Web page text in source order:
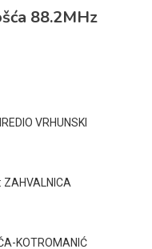
88.2MHz
VRHUNSKI
ZAHVALNICA
KOTROMANIĆ